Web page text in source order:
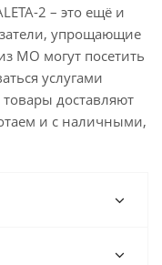
2 – это ещё и
упрощающие
МО могут посетить
услугами
доставляют
и с наличными,